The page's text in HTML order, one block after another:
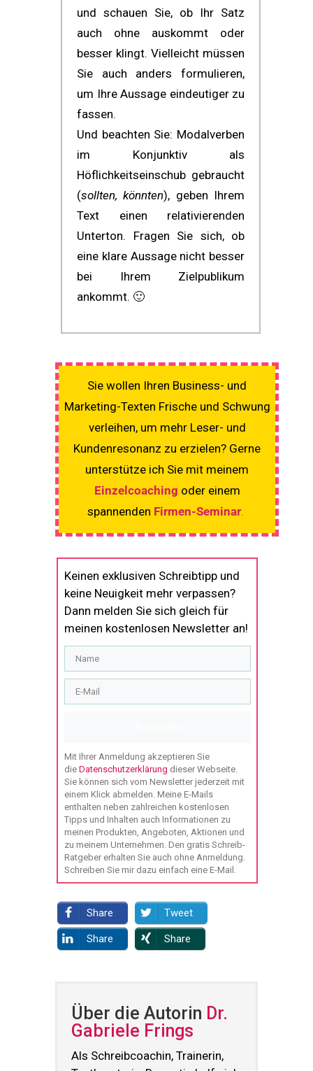
und schauen Sie, ob Ihr Satz
auch ohne auskommt oder
besser klingt. Vielleicht müssen
Sie auch anders formulie­ren,
um Ihre Aussage eindeutiger zu
fassen.
Und beachten Sie: Modalverben
im Konjunktiv als
Höflichkeitseinschub gebraucht
(sollten, könnten), geben Ihrem
Text einen relativierenden
Unterton. Fragen Sie sich, ob
eine klare Aussage nicht besser
bei Ihrem Zielpublikum
ankommt. 🙂
Sie wollen Ihren Business- und
Marketing-Texten Frische und Schwung
verleihen, um mehr Leser- und
Kundenresonanz zu erzielen? Gerne
unterstütze ich Sie mit meinem
Einzelcoaching oder einem
spannenden Firmen-Seminar.
Keinen exklusiven Schreibtipp und
keine Neuigkeit mehr verpassen?
Dann melden Sie sich gleich für
meinen kostenlosen Newsletter an!
Mit Ihrer Anmeldung akzeptieren Sie
die Datenschutzerklärung dieser Webseite.
Sie können sich vom Newsletter jederzeit mit
einem Klick abmelden. Meine E-Mails
enthalten neben zahlreichen kostenlosen
Tipps und Inhalten auch Informationen zu
meinen Produkten, Angeboten, Aktionen und
zu meinem Unternehmen. Den gratis Schreib-
Ratgeber erhalten Sie auch ohne Anmeldung.
Schreiben Sie mir dazu einfach eine E-Mail.
Share Tweet
Share Share
Über die Autorin Dr.
Gabriele Frings
Als Schreibcoachin, Trainerin,